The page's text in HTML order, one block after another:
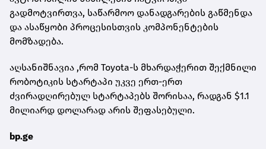
გადმოტვირთვა, საწარმოო დანადგარების გაწმენდა
და ასაწყობი პროცესისთვის კომპონენტების
მომზადება.
აღსანიშნავია ,რომ Toyota-ს მხარდაჭერით შექმნილი
რობოტიკის სტარტაპი უკვე ერთ-ერთ
ძვირადღირებულ სტარტაპებს შორისაა, რადგან $1.1
მილიარდ დოლარად არის შეფასებული.
bp.ge